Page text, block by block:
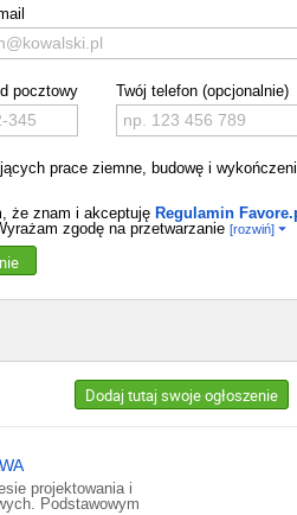
pocztowy Twój telefon (opcjonalnie)
prace ziemne, budowę i
że znam i akceptuję Regulamin
zgodę na przetwarzanie [rozwiń]
Dodaj tutaj swoje ogłoszenie
projektowania i
Podstawowym